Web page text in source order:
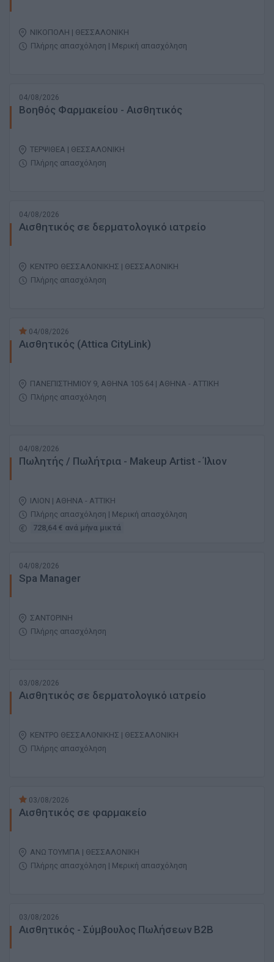
ΝΙΚΟΠΟΛΗ | ΘΕΣΣΑΛΟΝΙΚΗ
Πλήρης απασχόληση | Μερική απασχόληση
04/08/2026
Βοηθός Φαρμακείου - Αισθητικός
ΤΕΡΨΙΘΕΑ | ΘΕΣΣΑΛΟΝΙΚΗ
Πλήρης απασχόληση
04/08/2026
Αισθητικός σε δερματολογικό ιατρείο
ΚΕΝΤΡΟ ΘΕΣΣΑΛΟΝΙΚΗΣ | ΘΕΣΣΑΛΟΝΙΚΗ
Πλήρης απασχόληση
04/08/2026
Αισθητικός (Attica CityLink)
ΠΑΝΕΠΙΣΤΗΜΙΟΥ 9, ΑΘΗΝΑ 105 64 | ΑΘΗΝΑ - ΑΤΤΙΚΗ
Πλήρης απασχόληση
04/08/2026
Πωλητής / Πωλήτρια - Makeup Artist - Ίλιον
ΙΛΙΟΝ | ΑΘΗΝΑ - ΑΤΤΙΚΗ
Πλήρης απασχόληση | Μερική απασχόληση
728,64 € ανά μήνα μικτά
04/08/2026
Spa Manager
ΣΑΝΤΟΡΙΝΗ
Πλήρης απασχόληση
03/08/2026
Αισθητικός σε δερματολογικό ιατρείο
ΚΕΝΤΡΟ ΘΕΣΣΑΛΟΝΙΚΗΣ | ΘΕΣΣΑΛΟΝΙΚΗ
Πλήρης απασχόληση
03/08/2026
Αισθητικός σε φαρμακείο
ΑΝΩ ΤΟΥΜΠΑ | ΘΕΣΣΑΛΟΝΙΚΗ
Πλήρης απασχόληση | Μερική απασχόληση
03/08/2026
Αισθητικός - Σύμβουλος Πωλήσεων B2B